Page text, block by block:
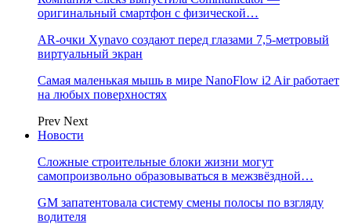
оригинальный смартфон с физической…
AR-очки Xynavo создают перед глазами 7,5-метровый
виртуальный экран
Самая маленькая мышь в мире NanoFlow i2 Air работает
на любых поверхностях
Prev Next
Новости
Сложные строительные блоки жизни могут
самопроизвольно образовываться в межзвёздной…
GM запатентовала систему смены полосы по взгляду
водителя